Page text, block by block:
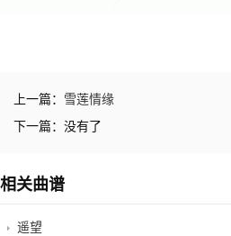
上一篇： 雪莲情缘
下一篇：没有了
相关曲谱
遥望